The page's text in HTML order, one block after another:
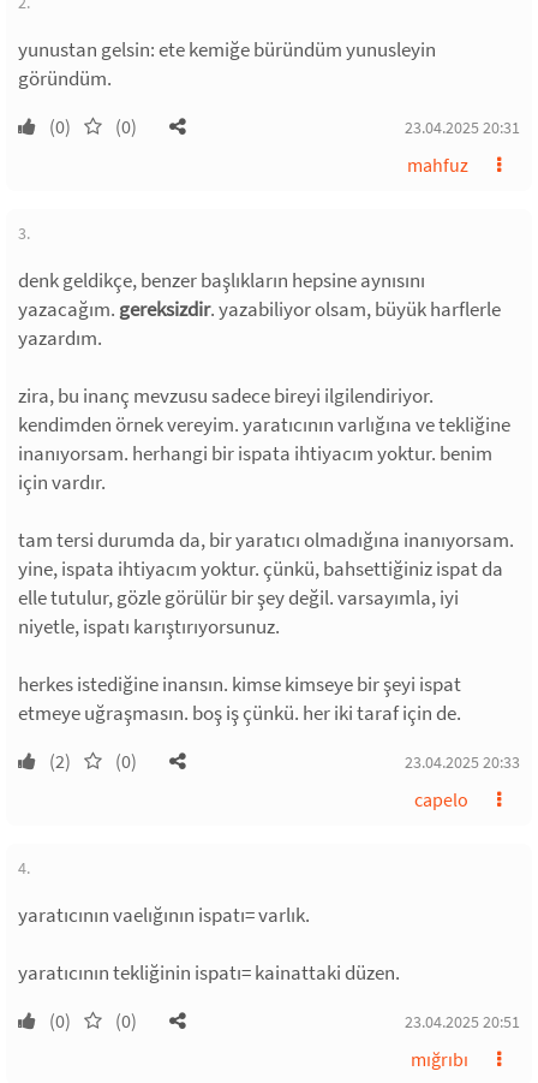
yunustan gelsin: ete kemiğe büründüm yunusleyin
göründüm.
(0) (0) 23.04.2025 20:31
mahfuz
3.
denk geldikçe, benzer başlıkların hepsine aynısını
yazacağım. gereksizdir. yazabiliyor olsam, büyük harflerle
yazardım.
zira, bu inanç mevzusu sadece bireyi ilgilendiriyor.
kendimden örnek vereyim. yaratıcının varlığına ve tekliğine
inanıyorsam. herhangi bir ispata ihtiyacım yoktur. benim
için vardır.
tam tersi durumda da, bir yaratıcı olmadığına inanıyorsam.
yine, ispata ihtiyacım yoktur. çünkü, bahsettiğiniz ispat da
elle tutulur, gözle görülür bir şey değil. varsayımla, iyi
niyetle, ispatı karıştırıyorsunuz.
herkes istediğine inansın. kimse kimseye bir şeyi ispat
etmeye uğraşmasın. boş iş çünkü. her iki taraf için de.
(2) (0) 23.04.2025 20:33
capelo
4.
yaratıcının vaelığının ispatı= varlık.
yaratıcının tekliğinin ispatı= kainattaki düzen.
(0) (0) 23.04.2025 20:51
mığrıbı